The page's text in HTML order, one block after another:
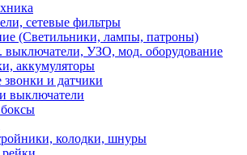
сетевые фильтры
(Светильники, лампы, патроны)
выключатели, УЗО, мод. оборудование
аккумуляторы
и датчики
выключатели
колодки, шнуры